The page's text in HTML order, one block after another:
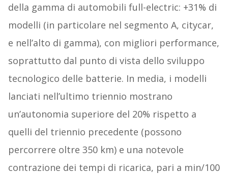
della gamma di automobili full-electric: +31% di
modelli (in particolare nel segmento A, citycar,
e nell’alto di gamma), con migliori performance,
soprattutto dal punto di vista dello sviluppo
tecnologico delle batterie. In media, i modelli
lanciati nell’ultimo triennio mostrano
un’autonomia superiore del 20% rispetto a
quelli del triennio precedente (possono
percorrere oltre 350 km) e una notevole
contrazione dei tempi di ricarica, pari a min/100